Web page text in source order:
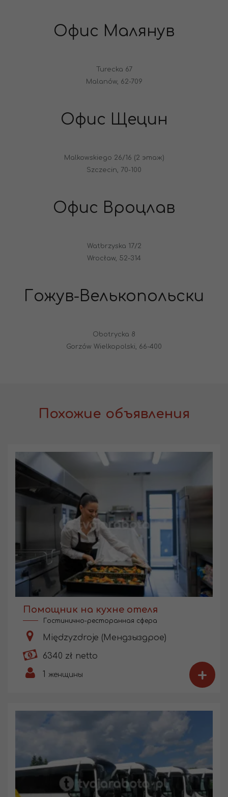
Офис Малянув
Turecka 67
Malanów, 62-709
Офис Щецин
Malkowskiego 26/16 (2 этаж)
Szczecin, 70-100
Офис Вроцлав
Watbrzyska 17/2
Wrocław, 52-314
Гожув-Велькопольски
Obotrycka 8
Gorzów Wielkopolski, 66-400
Похожие объявления
Помощник на кухне отеля
Гостинично-ресторанная сфера
Międzyzdroje (Мендзыздрое)
6340 zł netto
1 женщины +